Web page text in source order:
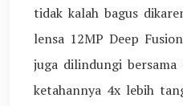
tidak kalah bagus
lensa 12MP Deep
juga dilindungi bersama
ketahannya 4x lebih